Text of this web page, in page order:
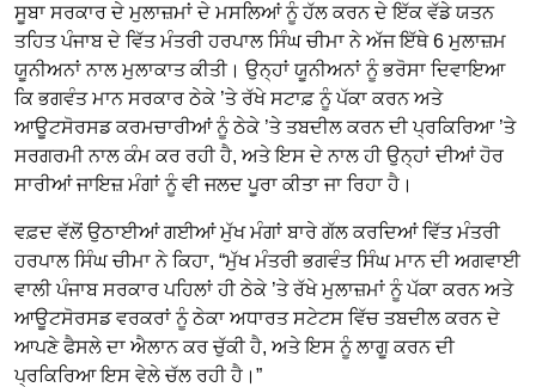
ਸੂਬਾ ਸਰਕਾਰ ਦੇ ਮੁਲਾਜ਼ਮਾਂ ਦੇ ਮਸਲਿਆਂ ਨੂੰ ਹੱਲ ਕਰਨ ਦੇ ਇੱਕ ਵੱਡੇ ਯਤਨ
ਤਹਿਤ ਪੰਜਾਬ ਦੇ ਵਿੱਤ ਮੰਤਰੀ ਹਰਪਾਲ ਸਿੰਘ ਚੀਮਾ ਨੇ ਅੱਜ ਇੱਥੇ 6 ਮੁਲਾਜ਼ਮ
ਯੂਨੀਅਨਾਂ ਨਾਲ ਮੁਲਾਕਾਤ ਕੀਤੀ। ਉਨ੍ਹਾਂ ਯੂਨੀਅਨਾਂ ਨੂੰ ਭਰੋਸਾ ਦਿਵਾਇਆ
ਕਿ ਭਗਵੰਤ ਮਾਨ ਸਰਕਾਰ ਠੇਕੇ ’ਤੇ ਰੱਖੇ ਸਟਾਫ਼ ਨੂੰ ਪੱਕਾ ਕਰਨ ਅਤੇ
ਆਊਟਸੋਰਸਡ ਕਰਮਚਾਰੀਆਂ ਨੂੰ ਠੇਕੇ ’ਤੇ ਤਬਦੀਲ ਕਰਨ ਦੀ ਪ੍ਰਕਿਰਿਆ ’ਤੇ
ਸਰਗਰਮੀ ਨਾਲ ਕੰਮ ਕਰ ਰਹੀ ਹੈ, ਅਤੇ ਇਸ ਦੇ ਨਾਲ ਹੀ ਉਨ੍ਹਾਂ ਦੀਆਂ ਹੋਰ
ਸਾਰੀਆਂ ਜਾਇਜ਼ ਮੰਗਾਂ ਨੂੰ ਵੀ ਜਲਦ ਪੂਰਾ ਕੀਤਾ ਜਾ ਰਿਹਾ ਹੈ।
ਵਫ਼ਦ ਵੱਲੋਂ ਉਠਾਈਆਂ ਗਈਆਂ ਮੁੱਖ ਮੰਗਾਂ ਬਾਰੇ ਗੱਲ ਕਰਦਿਆਂ ਵਿੱਤ ਮੰਤਰੀ
ਹਰਪਾਲ ਸਿੰਘ ਚੀਮਾ ਨੇ ਕਿਹਾ, “ਮੁੱਖ ਮੰਤਰੀ ਭਗਵੰਤ ਸਿੰਘ ਮਾਨ ਦੀ ਅਗਵਾਈ
ਵਾਲੀ ਪੰਜਾਬ ਸਰਕਾਰ ਪਹਿਲਾਂ ਹੀ ਠੇਕੇ ’ਤੇ ਰੱਖੇ ਮੁਲਾਜ਼ਮਾਂ ਨੂੰ ਪੱਕਾ ਕਰਨ ਅਤੇ
ਆਊਟਸੋਰਸਡ ਵਰਕਰਾਂ ਨੂੰ ਠੇਕਾ ਅਧਾਰਤ ਸਟੇਟਸ ਵਿੱਚ ਤਬਦੀਲ ਕਰਨ ਦੇ
ਆਪਣੇ ਫੈਸਲੇ ਦਾ ਐਲਾਨ ਕਰ ਚੁੱਕੀ ਹੈ, ਅਤੇ ਇਸ ਨੂੰ ਲਾਗੂ ਕਰਨ ਦੀ
ਪ੍ਰਕਿਰਿਆ ਇਸ ਵੇਲੇ ਚੱਲ ਰਹੀ ਹੈ।”